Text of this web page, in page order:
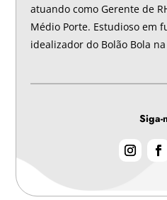
atuando como Gerente de
Médio Porte. Estudioso em
idealizador do Bolão Bola na
Siga-